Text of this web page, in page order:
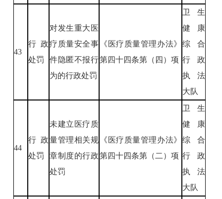
43
行政
处罚
对发生重大医
疗质量安全事
件隐匿不报行
为的行政处罚
《医疗质量管理办法》
第四十四条第（四）项
卫生
健康
综合
行政
执法
大队
44
行政
处罚
未建立医疗质
量管理相关规
章制度的行政
处罚
《医疗质量管理办法》
第四十四条第（二）项
卫生
健康
综合
行政
执法
大队